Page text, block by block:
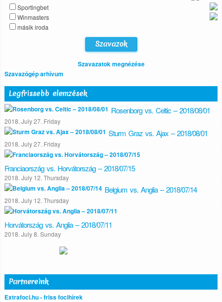
Sportingbet
Winmasters
másik iroda
Szavazatok megnézése
Szavazógép arhívum
Legfrissebb elemzések
Rosenborg vs. Celtic – 2018/08/01
2018. July 27. Friday
Sturm Graz vs. Ajax – 2018/08/01
2018. July 27. Friday
Franciaország vs. Horvátország – 2018/07/15
2018. July 12. Thursday
Belgium vs. Anglia – 2018/07/14
2018. July 12. Thursday
Horvátország vs. Anglia – 2018/07/11
2018. July 8. Sunday
Partnereink
Extrafoci.hu - friss focihírek